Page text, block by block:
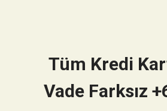
Tüm Kredi
Vade Farksız